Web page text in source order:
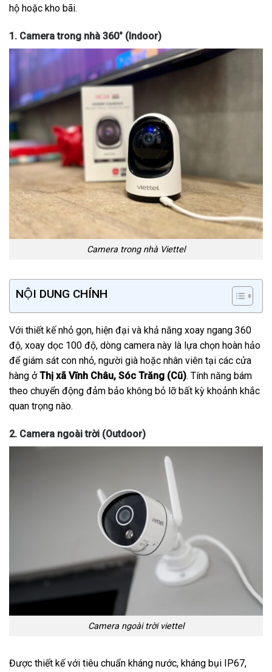
hộ hoặc kho bãi.
1. Camera trong nhà 360° (Indoor)
Camera trong nhà Viettel
NỘI DUNG CHÍNH
Với thiết kế nhỏ gọn, hiện đại và khả năng xoay ngang 360
độ, xoay dọc 100 độ, dòng camera này là lựa chọn hoàn hảo
để giám sát con nhỏ, người già hoặc nhân viên tại các cửa
hàng ởThị xã Vĩnh Châu, Sóc Trăng (Cũ). Tính năng bám
theo chuyển động đảm bảo không bỏ lỡ bất kỳ khoảnh khắc
quan trọng nào.
2. Camera ngoài trời (Outdoor)
Camera ngoài trời viettel
Được thiết kế với tiêu chuẩn kháng nước, kháng bụi IP67,